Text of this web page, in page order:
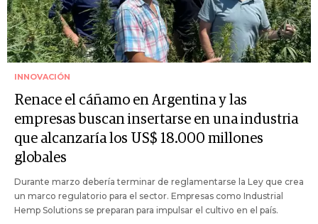
INNOVACIÓN
Renace el cáñamo en Argentina y las
empresas buscan insertarse en una industria
que alcanzaría los US$ 18.000 millones
globales
Durante marzo debería terminar de reglamentarse la Ley que crea
un marco regulatorio para el sector. Empresas como Industrial
Hemp Solutions se preparan para impulsar el cultivo en el país.